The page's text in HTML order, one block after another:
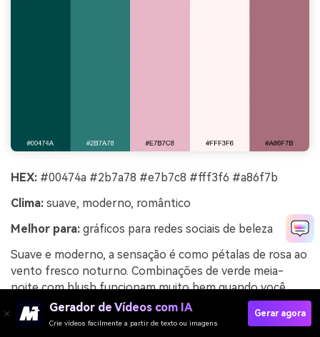
HEX: #00474a #2b7a78 #e7b7c8 #fff3f6 #a86f7b
Clima: suave, moderno, romântico
Melhor para: gráficos para redes sociais de beleza
Suave e moderno, a sensação é como pétalas de rosa ao
vento fresco noturno. Combinações de verde meia-
noite com blush funcionam muito bem quando você
mantém os rosas claros e deixa o teal assumir o
contraste. Use para lançamentos de skincare,
Gerador de Vídeos com IA
Crie vídeos facilmente a partir de texto ou imagens
Gerar agora